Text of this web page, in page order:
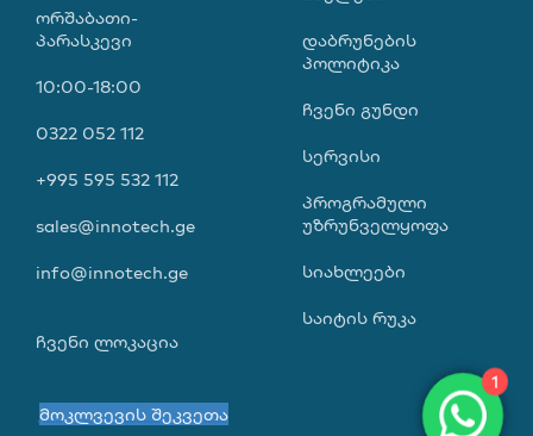
ორშაბათი-
პარასკევი
10:00-18:00
0322 052 112
+995 595 532 112
sales@innotech.ge
info@innotech.ge
ჩვენი ლოკაცია
დაბრუნების
პოლიტიკა
ჩვენი გუნდი
სერვისი
პროგრამული
უზრუნველყოფა
სიახლეები
საიტის რუკა
მოკლვევის შეკვეთა
1